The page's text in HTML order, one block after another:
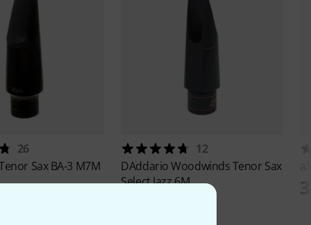
26
Sax BA-3 M7M
12
DAddario WoodwindsTenor Sax
Select Jazz 6M